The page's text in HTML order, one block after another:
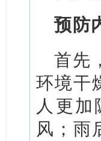
预防
首先
环境干
人更
风；雨